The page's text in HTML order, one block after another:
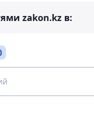
zakon.kz в: